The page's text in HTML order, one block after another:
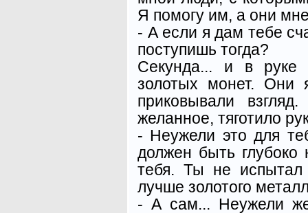
Я помогу им, а они
- А если я дам тебе
поступишь тогда?
Секунда... и в руке
золотых монет. Они
приковывали
желанное, тяготило
- Неужели это для
должен быть
тебя. Ты не испытал
лучше золотого
- А сам... Неужели